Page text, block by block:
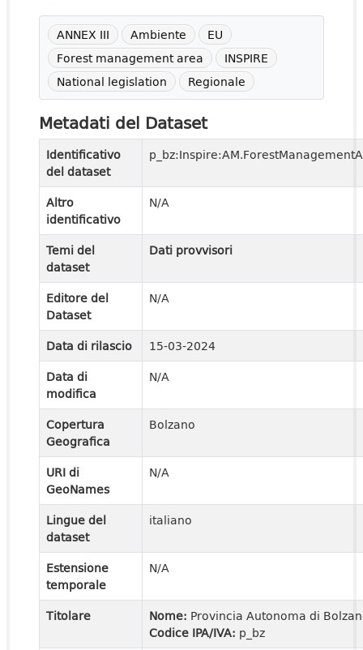
ANNEX III Ambiente
EU
Forest management area
INSPIRE
National legislation
Regionale
Metadati del Dataset
Identificativo
del dataset
Altro
identificativo
N/A
Temi del
dataset
Dati provvisori
Editore del
Dataset
N/A
Data di rilascio
15-03-2024
Data di
modifica
N/A
Copertura
Geografica
Bolzano
URI di
GeoNames
N/A
Lingue del
dataset
italiano
Estensione
temporale
N/A
Titolare Nome: Provincia Autonoma di
Codice IPA/IVA: p_bz